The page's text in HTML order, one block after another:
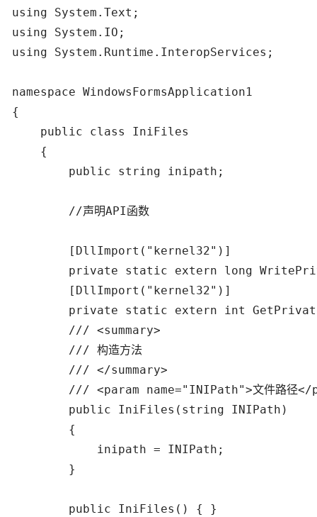
using System.Text;
using System.IO;
using System.Runtime.InteropServices;
namespace WindowsFormsApplication1
{
    public class IniFiles
    {
        public string inipath;
        //声明API函数
        [DllImport("kernel32")]
private static extern long
        [DllImport("kernel32")]
private static extern int
        /// <summary>
        /// 构造方法
        /// </summary>
/// <param name="INIPath">文件路径
        public IniFiles(string INIPath)
        {
            inipath = INIPath;
        }
        public IniFiles() { }